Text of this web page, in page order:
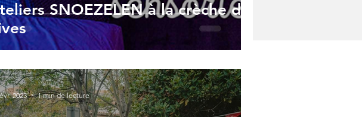
SNOEZELEN à la crèche des
2023 1 min de lecture